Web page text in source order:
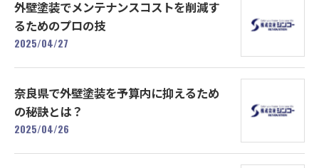
外壁塗装でメンテナンスコストを削減す
るためのプロの技
2025/04/27
奈良県で外壁塗装を予算内に抑えるため
の秘訣とは？
2025/04/26